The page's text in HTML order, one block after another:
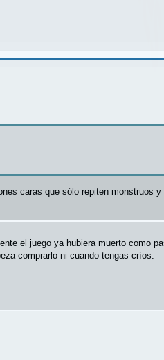
caras que sólo repiten monstruos
el juego ya hubiera muerto como
comprarlo ni cuando tengas críos.